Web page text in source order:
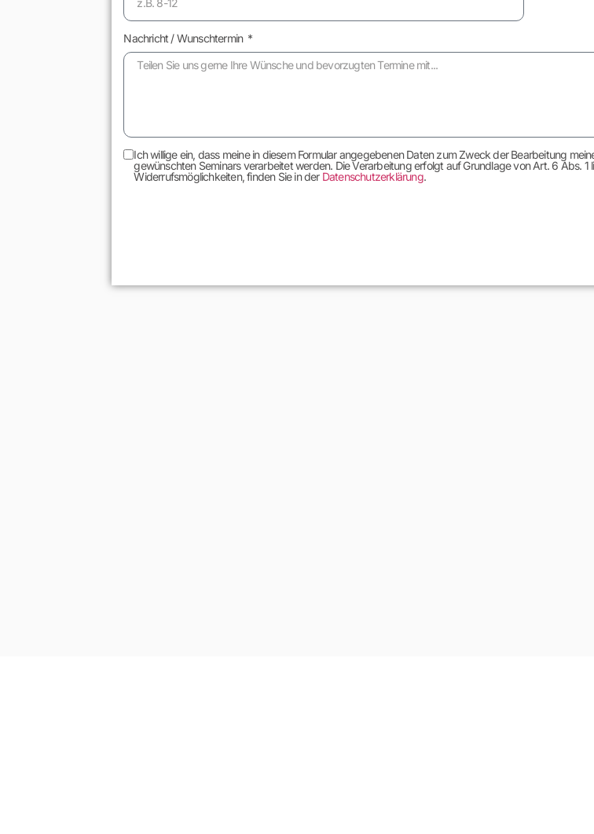
Nachricht / Wunschtermin
Ich willige ein, dass meine in diesem Formular angegebenen Daten zum Zweck der Bearbeitung
gewünschten Seminars verarbeitet werden. Die Verarbeitung erfolgt auf Grundlage von Art. 6 Abs. 1
Widerrufsmöglichkeiten, finden Sie in der Datenschutzerklärung.